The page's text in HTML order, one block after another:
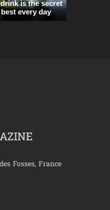
Fosses, France